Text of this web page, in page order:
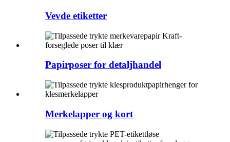
Vevde etiketter
Papirposer for detaljhandel
Merkelapper og kort